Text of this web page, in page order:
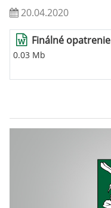
20.04.2020
Finálné opatrenie
0.03 Mb